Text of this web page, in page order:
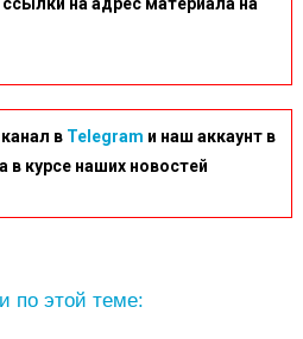
в Telegram и наш аккаунт в
в курсе наших новостей
по этой теме: